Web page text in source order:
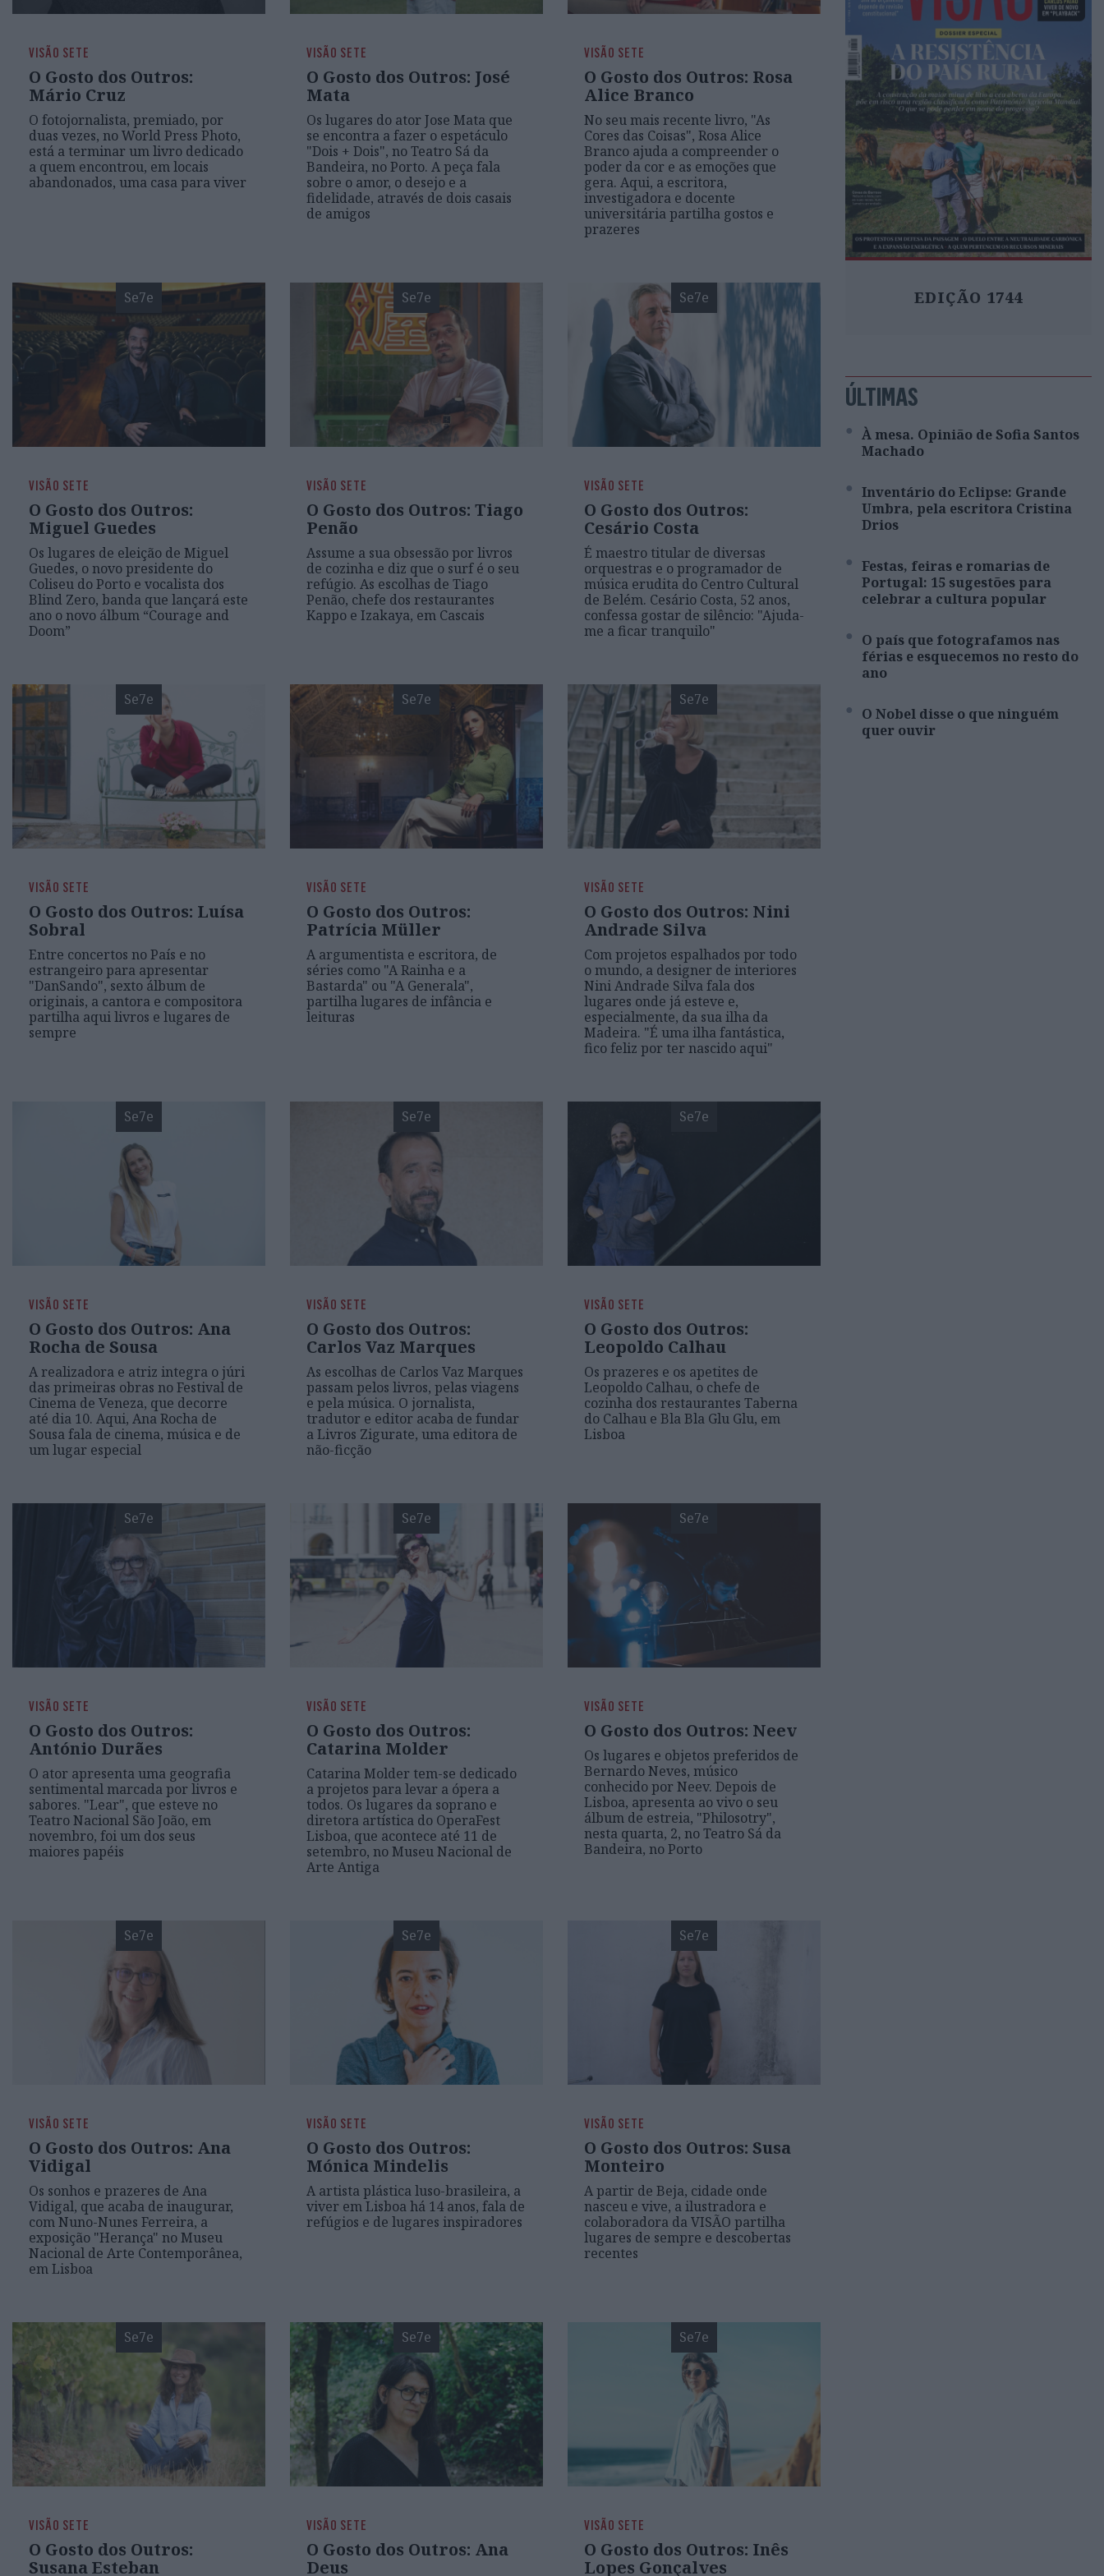
VISÃO SETE
O Gosto dos Outros:
Mário Cruz
O fotojornalista, premiado, por
duas vezes, no World Press Photo,
está a terminar um livro dedicado
a quem encontrou, em locais
abandonados, uma casa para viver
VISÃO SETE
O Gosto dos Outros: José
Mata
Os lugares do ator Jose Mata que
se encontra a fazer o espetáculo
"Dois + Dois", no Teatro Sá da
Bandeira, no Porto. A peça fala
sobre o amor, o desejo e a
fidelidade, através de dois casais
de amigos
VISÃO SETE
O Gosto dos Outros: Rosa
Alice Branco
No seu mais recente livro, "As
Cores das Coisas", Rosa Alice
Branco ajuda a compreender o
poder da cor e as emoções que
gera. Aqui, a escritora,
investigadora e docente
universitária partilha gostos e
prazeres
Se7e
VISÃO SETE
O Gosto dos Outros:
Miguel Guedes
Os lugares de eleição de Miguel
Guedes, o novo presidente do
Coliseu do Porto e vocalista dos
Blind Zero, banda que lançará este
ano o novo álbum “Courage and
Doom”
Se7e
VISÃO SETE
O Gosto dos Outros: Tiago
Penão
Assume a sua obsessão por livros
de cozinha e diz que o surf é o seu
refúgio. As escolhas de Tiago
Penão, chefe dos restaurantes
Kappo e Izakaya, em Cascais
Se7e
VISÃO SETE
O Gosto dos Outros:
Cesário Costa
É maestro titular de diversas
orquestras e o programador de
música erudita do Centro Cultural
de Belém. Cesário Costa, 52 anos,
confessa gostar de silêncio: "Ajuda-
me a ficar tranquilo"
Se7e
VISÃO SETE
O Gosto dos Outros: Luísa
Sobral
Entre concertos no País e no
estrangeiro para apresentar
"DanSando", sexto álbum de
originais, a cantora e compositora
partilha aqui livros e lugares de
sempre
Se7e
VISÃO SETE
O Gosto dos Outros:
Patrícia Müller
A argumentista e escritora, de
séries como "A Rainha e a
Bastarda" ou "A Generala",
partilha lugares de infância e
leituras
Se7e
VISÃO SETE
O Gosto dos Outros: Nini
Andrade Silva
Com projetos espalhados por todo
o mundo, a designer de interiores
Nini Andrade Silva fala dos
lugares onde já esteve e,
especialmente, da sua ilha da
Madeira. "É uma ilha fantástica,
fico feliz por ter nascido aqui"
Se7e
VISÃO SETE
O Gosto dos Outros: Ana
Rocha de Sousa
A realizadora e atriz integra o júri
das primeiras obras no Festival de
Cinema de Veneza, que decorre
até dia 10. Aqui, Ana Rocha de
Sousa fala de cinema, música e de
um lugar especial
Se7e
VISÃO SETE
O Gosto dos Outros:
Carlos Vaz Marques
As escolhas de Carlos Vaz Marques
passam pelos livros, pelas viagens
e pela música. O jornalista,
tradutor e editor acaba de fundar
a Livros Zigurate, uma editora de
não-ficção
Se7e
VISÃO SETE
O Gosto dos Outros:
Leopoldo Calhau
Os prazeres e os apetites de
Leopoldo Calhau, o chefe de
cozinha dos restaurantes Taberna
do Calhau e Bla Bla Glu Glu, em
Lisboa
Se7e
VISÃO SETE
O Gosto dos Outros:
António Durães
O ator apresenta uma geografia
sentimental marcada por livros e
sabores. "Lear", que esteve no
Teatro Nacional São João, em
novembro, foi um dos seus
maiores papéis
Se7e
VISÃO SETE
O Gosto dos Outros:
Catarina Molder
Catarina Molder tem-se dedicado
a projetos para levar a ópera a
todos. Os lugares da soprano e
diretora artística do OperaFest
Lisboa, que acontece até 11 de
setembro, no Museu Nacional de
Arte Antiga
Se7e
VISÃO SETE
O Gosto dos Outros: Neev
Os lugares e objetos preferidos de
Bernardo Neves, músico
conhecido por Neev. Depois de
Lisboa, apresenta ao vivo o seu
álbum de estreia, "Philosotry",
nesta quarta, 2, no Teatro Sá da
Bandeira, no Porto
Se7e
VISÃO SETE
O Gosto dos Outros: Ana
Vidigal
Os sonhos e prazeres de Ana
Vidigal, que acaba de inaugurar,
com Nuno-Nunes Ferreira, a
exposição "Herança" no Museu
Nacional de Arte Contemporânea,
em Lisboa
Se7e
VISÃO SETE
O Gosto dos Outros:
Mónica Mindelis
A artista plástica luso-brasileira, a
viver em Lisboa há 14 anos, fala de
refúgios e de lugares inspiradores
Se7e
VISÃO SETE
O Gosto dos Outros: Susa
Monteiro
A partir de Beja, cidade onde
nasceu e vive, a ilustradora e
colaboradora da VISÃO partilha
lugares de sempre e descobertas
recentes
Se7e
VISÃO SETE
O Gosto dos Outros:
Susana Esteban
Se7e
VISÃO SETE
O Gosto dos Outros: Ana
Deus
Se7e
VISÃO SETE
O Gosto dos Outros: Inês
Lopes Gonçalves
EDIÇÃO 1744
ÚLTIMAS
À mesa. Opinião de Sofia Santos
Machado
Inventário do Eclipse: Grande
Umbra, pela escritora Cristina
Drios
Festas, feiras e romarias de
Portugal: 15 sugestões para
celebrar a cultura popular
O país que fotografamos nas
férias e esquecemos no resto do
ano
O Nobel disse o que ninguém
quer ouvir